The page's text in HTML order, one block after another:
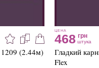
1209 (2.44м)
ЦЕНА
468 грн
штука
Гладкий
Flex